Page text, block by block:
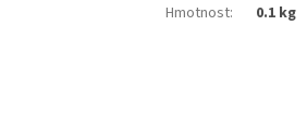
Hmotnost: 0.1 kg